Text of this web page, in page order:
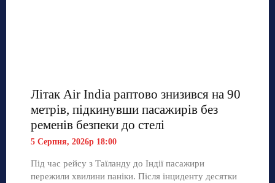
Літак Air India раптово знизився на 90
метрів, підкинувши пасажирів без
ременів безпеки до стелі
5 Серпня, 2026р 18:00
Під час рейсу з Таїланду до Індії пасажири
пережили хвилини паніки. Після інциденту десятки